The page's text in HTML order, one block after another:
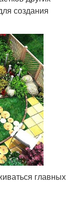
создания
главных